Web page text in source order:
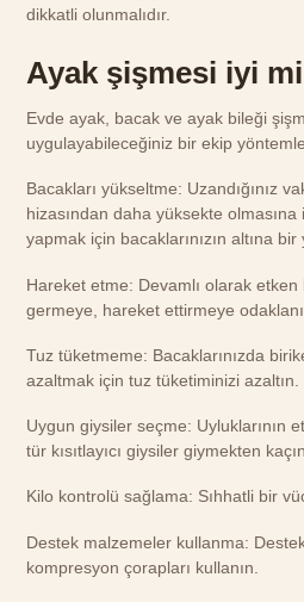
dikkatli olunmalıdır.
Ayak şişmesi iyi
Evde ayak, bacak ve ayak bileği
uygulayabileceğiniz bir ekip
Bacakları yükseltme: Uzandığınız
hizasından daha yüksekte
yapmak için bacaklarınızın altına
Hareket etme: Devamlı olarak etken
germeye, hareket ettirmeye
Tuz tüketmeme: Bacaklarınızda
azaltmak için tuz tüketiminizi azaltın.
Uygun giysiler seçme: Uyluklarının
tür kısıtlayıcı giysiler giymekten
Kilo kontrolü sağlama: Sıhhatli bir
Destek malzemeler kullanma:
kompresyon çorapları kullanın.